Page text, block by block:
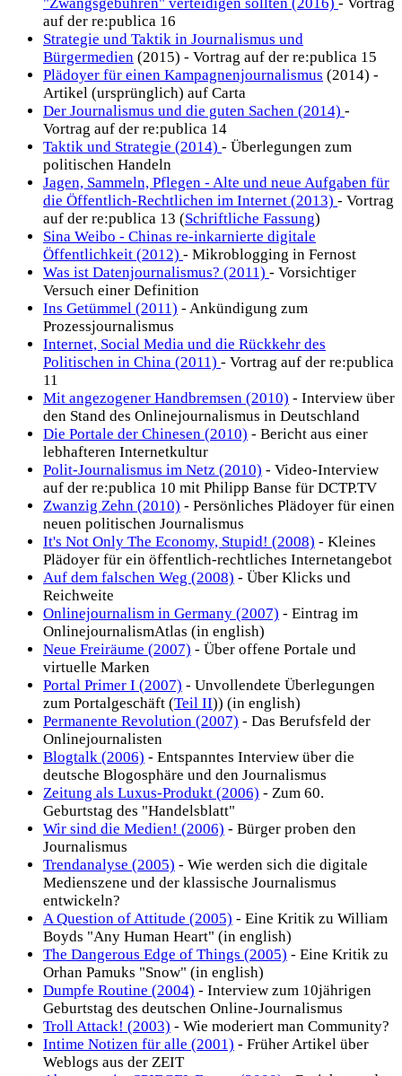
auf der re:publica 16
Strategie und Taktik in Journalismus und
Bürgermedien (2015) - Vortrag auf der re:publica 15
Plädoyer für einen Kampagnenjournalismus (2014) -
Artikel (ursprünglich) auf Carta
Der Journalismus und die guten Sachen (2014) -
Vortrag auf der re:publica 14
Taktik und Strategie (2014) - Überlegungen zum
politischen Handeln
Jagen, Sammeln, Pflegen - Alte und neue Aufgaben für
die Öffentlich-Rechtlichen im Internet (2013) - Vortrag
auf der re:publica 13 (Schriftliche Fassung)
Sina Weibo - Chinas re-inkarnierte digitale
Öffentlichkeit (2012) - Mikroblogging in Fernost
Was ist Datenjournalismus? (2011) - Vorsichtiger
Versuch einer Definition
Ins Getümmel (2011) - Ankündigung zum
Prozessjournalismus
Internet, Social Media und die Rückkehr des
Politischen in China (2011) - Vortrag auf der re:publica
11
Mit angezogener Handbremsen (2010) - Interview über
den Stand des Onlinejournalismus in Deutschland
Die Portale der Chinesen (2010) - Bericht aus einer
lebhafteren Internetkultur
Polit-Journalismus im Netz (2010) - Video-Interview
auf der re:publica 10 mit Philipp Banse für DCTP.TV
Zwanzig Zehn (2010) - Persönliches Plädoyer für einen
neuen politischen Journalismus
It's Not Only The Economy, Stupid! (2008) - Kleines
Plädoyer für ein öffentlich-rechtliches Internetangebot
Auf dem falschen Weg (2008) - Über Klicks und
Reichweite
Onlinejournalism in Germany (2007) - Eintrag im
OnlinejournalismAtlas (in english)
Neue Freiräume (2007) - Über offene Portale und
virtuelle Marken
Portal Primer I (2007) - Unvollendete Überlegungen
zum Portalgeschäft (Teil II)) (in english)
Permanente Revolution (2007) - Das Berufsfeld der
Onlinejournalisten
Blogtalk (2006) - Entspanntes Interview über die
deutsche Blogosphäre und den Journalismus
Zeitung als Luxus-Produkt (2006) - Zum 60.
Geburtstag des "Handelsblatt"
Wir sind die Medien! (2006) - Bürger proben den
Journalismus
Trendanalyse (2005) - Wie werden sich die digitale
Medienszene und der klassische Journalismus
entwickeln?
A Question of Attitude (2005) - Eine Kritik zu William
Boyds "Any Human Heart" (in english)
The Dangerous Edge of Things (2005) - Eine Kritik zu
Orhan Pamuks "Snow" (in english)
Dumpfe Routine (2004) - Interview zum 10jährigen
Geburtstag des deutschen Online-Journalismus
Troll Attack! (2003) - Wie moderiert man Community?
Intime Notizen für alle (2001) - Früher Artikel über
Weblogs aus der ZEIT